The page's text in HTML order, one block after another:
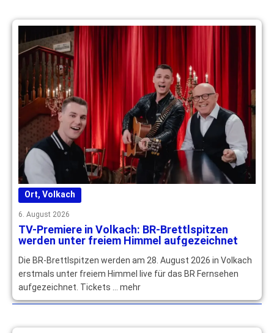
Ort, Volkach
6. August 2026
TV-Premiere in Volkach: BR-Brettlspitzen
werden unter freiem Himmel aufgezeichnet
Die BR-Brettlspitzen werden am 28. August 2026 in Volkach
erstmals unter freiem Himmel live für das BR Fernsehen
aufgezeichnet. Tickets … mehr